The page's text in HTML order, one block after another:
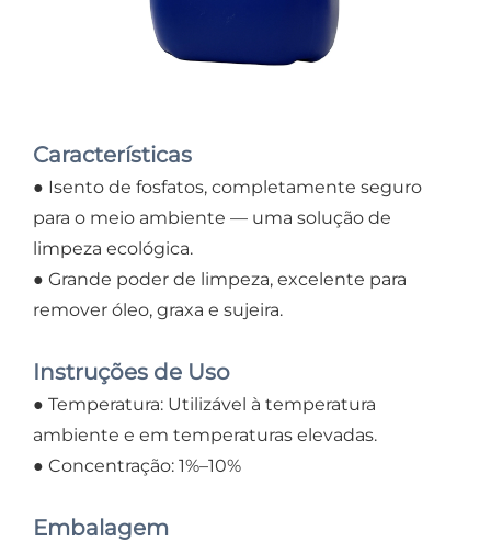
Características
● Isento de fosfatos, completamente seguro
para o meio ambiente — uma solução de
limpeza ecológica.
● Grande poder de limpeza, excelente para
remover óleo, graxa e sujeira.
Instruções de Uso
● Temperatura: Utilizável à temperatura
ambiente e em temperaturas elevadas.
● Concentração: 1%–10%
Embalagem